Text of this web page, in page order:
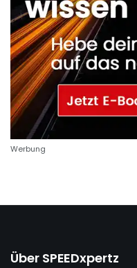
Werbung
Über SPEEDxpertz